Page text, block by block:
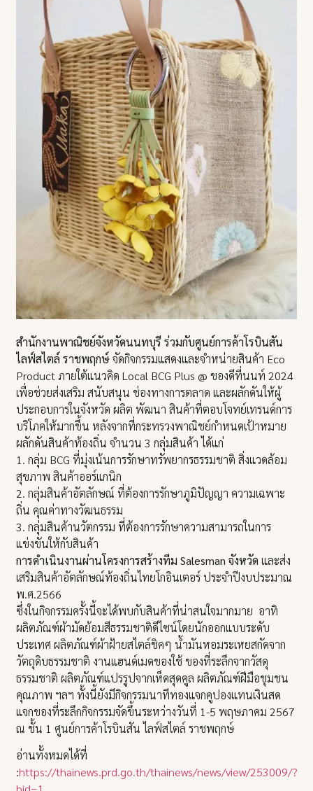
สำนักงานพาณิชย์จังหวัดนนทบุรี ร่วมกับศูนย์การค้าโรบินสัน
ไลฟ์สไตล์ ราชพฤกษ์จัดกิจกรรมแสดงและจำหน่ายสินค้า Eco
Product ภายใต้แนวคิด Local BCG Plus @ ของดีที่นนท์ 2024
เพื่อช่วยส่งเสริม สนับสนุน ช่องทางการตลาด และผลักดันให้ผู้
ประกอบการในจังหวัด ผลิต พัฒนา สินค้าที่ตอบโจทย์เทรนด์การ
บริโภคให้มากขึ้น หลังจากที่กระทรวงพาณิชย์กำหนดเป้าหมาย
ผลักดันสินค้าท้องถิ่น จำนวน 3 กลุ่มสินค้า ได้แก่
1. กลุ่ม BCG ที่มุ่งเน้นการรักษาทรัพยากรธรรมชาติ สิ่งแวดล้อม
สุขภาพ สินค้าออร์แกนิก
2. กลุ่มสินค้าอัตลักษณ์ ที่ต้องการรักษาภูมิปัญญา ความเฉพาะ
ถิ่น คุณค่าทางวัฒนธรรม
3. กลุ่มสินค้านวัตกรรม ที่ต้องการรักษาความสามารถในการ
แข่งขันให้กับสินค้า
การดำเนินงานผ่านโครงการสร้างทีม Salesman จังหวัด และส่ง
เสริมสินค้าอัตลักษณ์ท้องถิ่นไทยโกอินเตอร์ ประจำปีงบประมาณ
พ.ศ.2566
ซึ่งในกิจกรรมครั้งนี้จะได้พบกับสินค้าที่น่าสนใจมากมาย อาทิ
ผลิตภัณฑ์ผ้ามัดย้อมสีธรรมชาติดีไซน์โดยนักออกแบบระดับ
ประเทศ ผลิตภัณฑ์ผ้าฝ้ายสไตล์ชิคๆ น้ำมันหอมระเหยสกัดจาก
วัตถุดิบธรรมชาติ งานแฮนด์เมดของใช้ ของที่ระลึกจากวัสดุ
ธรรมชาติ ผลิตภัณฑ์แปรรูปจากเห็ดสุดคูล ผลิตภัณฑ์ฝีมือชุมชน
คุณภาพ ฯลฯ ทั้งนี้ยังมีกิจกรรมนาทีทองแจกคูปองแทนเงินสด
แจกของที่ระลึกกิจกรรมจัดขึ้นระหว่างวันที่ 1-5 พฤษภาคม 2567
ณ ชั้น 1 ศูนย์การค้าโรบินสัน ไลฟ์สไตล์ ราชพฤกษ์
อ่านทั้งหมดได้ที่
:https://thainews.prd.go.th/thainews/news/view/253009/?